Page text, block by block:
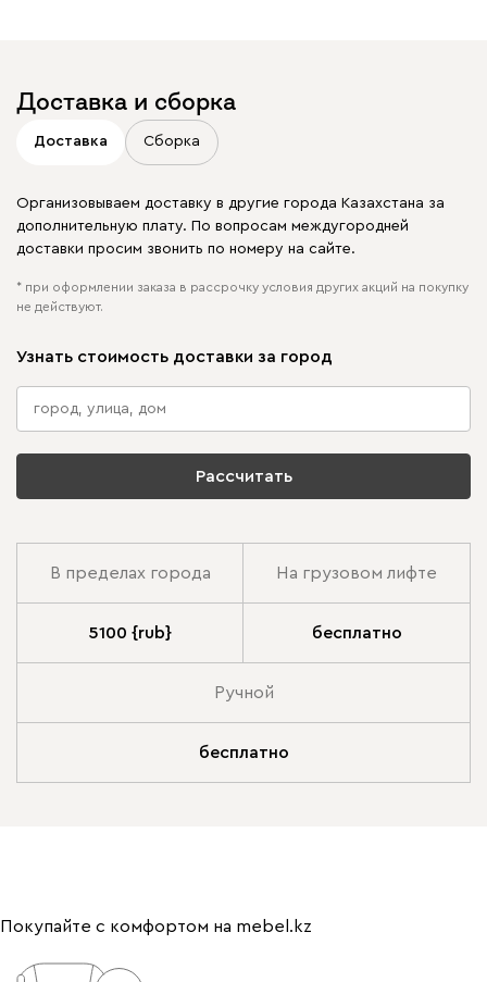
Доставка и сборка
Доставка Сборка
Организовываем доставку в другие города Казахстана за
дополнительную плату. По вопросам междугородней
доставки просим звонить по номеру на сайте.
* при оформлении заказа в рассрочку условия других акций на покупку
не действуют.
Узнать стоимость доставки за город
Рассчитать
В пределах города На грузовом лифте
5100 {rub} бесплатно
Ручной
бесплатно
Покупайте с комфортом на mebel.kz